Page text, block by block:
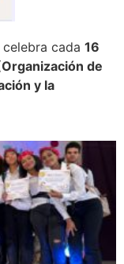
celebra cada 16
de
y la